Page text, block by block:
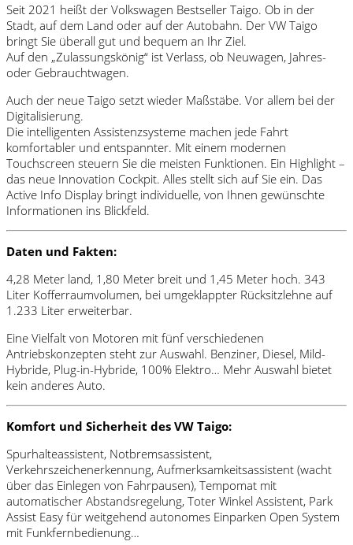
Seit 2021 heißt der Volkswagen Bestseller Taigo. Ob in der
Stadt, auf dem Land oder auf der Autobahn. Der VW Taigo
bringt Sie überall gut und bequem an Ihr Ziel.
Auf den „Zulassungskönig“ ist Verlass, ob Neuwagen, Jahres-
oder Gebrauchtwagen.
Auch der neue Taigo setzt wieder Maßstäbe. Vor allem bei der
Digitalisierung.
Die intelligenten Assistenzsysteme machen jede Fahrt
komfortabler und entspannter. Mit einem modernen
Touchscreen steuern Sie die meisten Funktionen. Ein Highlight –
das neue Innovation Cockpit. Alles stellt sich auf Sie ein. Das
Active Info Display bringt individuelle, von Ihnen gewünschte
Informationen ins Blickfeld.
Daten und Fakten:
4,28 Meter land, 1,80 Meter breit und 1,45 Meter hoch. 343
Liter Kofferraumvolumen, bei umgeklappter Rücksitzlehne auf
1.233 Liter erweiterbar.
Eine Vielfalt von Motoren mit fünf verschiedenen
Antriebskonzepten steht zur Auswahl. Benziner, Diesel, Mild-
Hybride, Plug-in-Hybride, 100% Elektro… Mehr Auswahl bietet
kein anderes Auto.
Komfort und Sicherheit des VW Taigo:
Spurhalteassistent, Notbremsassistent,
Verkehrszeichenerkennung, Aufmerksamkeitsassistent (wacht
über das Einlegen von Fahrpausen), Tempomat mit
automatischer Abstandsregelung, Toter Winkel Assistent, Park
Assist Easy für weitgehend autonomes Einparken Open System
mit Funkfernbedienung…